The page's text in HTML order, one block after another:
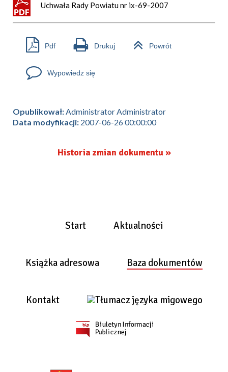
Uchwała Rady Powiatu nr ix-69-2007
Pdf Drukuj Powrót
Wypowiedz się
Opublikował:Administrator Administrator
Data modyfikacji: 2007-06-26 00:00:00
Historia zmian dokumentu »
Start Aktualności
Książka adresowa Baza dokumentów
Kontakt